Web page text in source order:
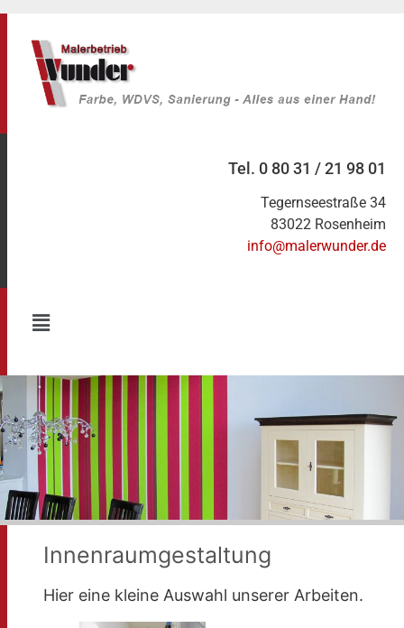
Tel. 0 80 31 / 21 98 01
Tegernseestraße 34
83022 Rosenheim
info@malerwunder.de
Innenraumgestaltung
Hier eine kleine Auswahl unserer Arbeiten.